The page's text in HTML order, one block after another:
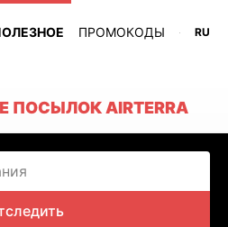
ПРОМОКОДЫ RU
AIRTERRA